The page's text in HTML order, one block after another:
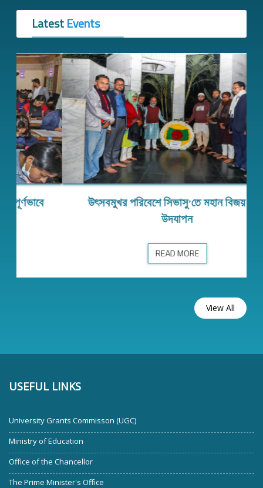
Latest Events
উৎসবমুখর পরিবেশে সিভাসু’তে মহান বিজয় দিবস উদযাপন
উৎসবমুখর পরিবেশে সিভাসু’তে মহান বিজয় দিবস
View All
USEFUL LINKS
University Grants Commisson (UGC)
Ministry of Education
Office of the Chancellor
The Prime Minister's Office